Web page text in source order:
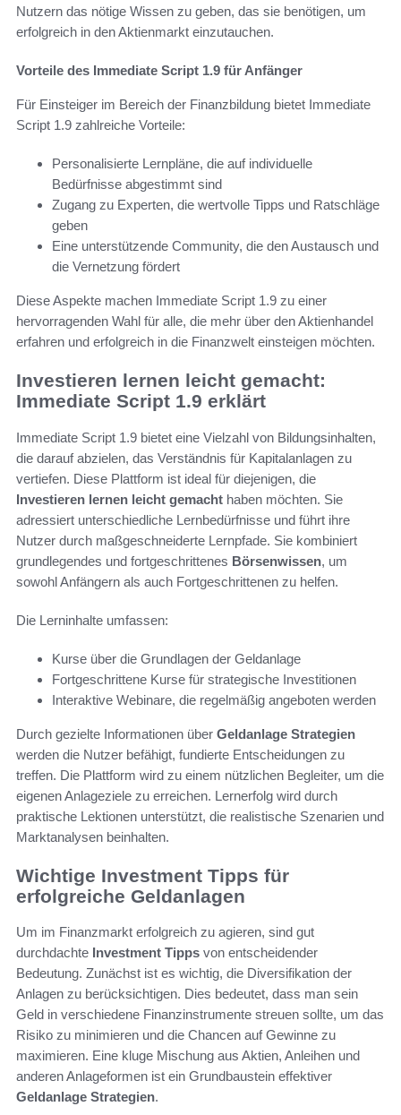
Nutzern das nötige Wissen zu geben, das sie benötigen, um
erfolgreich in den Aktienmarkt einzutauchen.
Vorteile des Immediate Script 1.9 für Anfänger
Für Einsteiger im Bereich der Finanzbildung bietet Immediate
Script 1.9 zahlreiche Vorteile:
Personalisierte Lernpläne, die auf individuelle
Bedürfnisse abgestimmt sind
Zugang zu Experten, die wertvolle Tipps und Ratschläge
geben
Eine unterstützende Community, die den Austausch und
die Vernetzung fördert
Diese Aspekte machen Immediate Script 1.9 zu einer
hervorragenden Wahl für alle, die mehr über den Aktienhandel
erfahren und erfolgreich in die Finanzwelt einsteigen möchten.
Investieren lernen leicht gemacht:
Immediate Script 1.9 erklärt
Immediate Script 1.9 bietet eine Vielzahl von Bildungsinhalten,
die darauf abzielen, das Verständnis für Kapitalanlagen zu
vertiefen. Diese Plattform ist ideal für diejenigen, die
Investieren lernen leicht gemacht haben möchten. Sie
adressiert unterschiedliche Lernbedürfnisse und führt ihre
Nutzer durch maßgeschneiderte Lernpfade. Sie kombiniert
grundlegendes und fortgeschrittenes Börsenwissen, um
sowohl Anfängern als auch Fortgeschrittenen zu helfen.
Die Lerninhalte umfassen:
Kurse über die Grundlagen der Geldanlage
Fortgeschrittene Kurse für strategische Investitionen
Interaktive Webinare, die regelmäßig angeboten werden
Durch gezielte Informationen über Geldanlage Strategien
werden die Nutzer befähigt, fundierte Entscheidungen zu
treffen. Die Plattform wird zu einem nützlichen Begleiter, um die
eigenen Anlageziele zu erreichen. Lernerfolg wird durch
praktische Lektionen unterstützt, die realistische Szenarien und
Marktanalysen beinhalten.
Wichtige Investment Tipps für
erfolgreiche Geldanlagen
Um im Finanzmarkt erfolgreich zu agieren, sind gut
durchdachte Investment Tipps von entscheidender
Bedeutung. Zunächst ist es wichtig, die Diversifikation der
Anlagen zu berücksichtigen. Dies bedeutet, dass man sein
Geld in verschiedene Finanzinstrumente streuen sollte, um das
Risiko zu minimieren und die Chancen auf Gewinne zu
maximieren. Eine kluge Mischung aus Aktien, Anleihen und
anderen Anlageformen ist ein Grundbaustein effektiver
Geldanlage Strategien.